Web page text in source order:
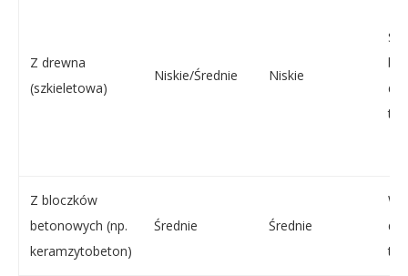
Z drewna
(szkieletowa)
Niskie/Średnie Niskie
Z bloczków
betonowych (np.
keramzytobeton)
Średnie Średnie